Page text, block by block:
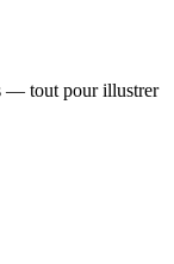
— tout pour illustrer